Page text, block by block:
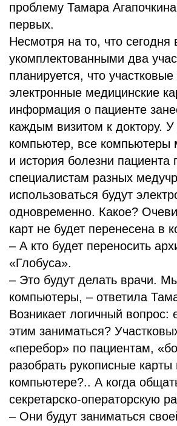
проблему Тамара
первых.
Несмотря на то, что
укомплектованными два
планируется, что
электронные медицинские
информация о пациенте
каждым визитом к доктору.
компьютер, все
и история болезни пациента
специалистам разных
использоваться будут
одновременно. Какое?
карт не будет перенесена в
– А кто будет переносить
«Глобуса».
– Это будут делать врачи.
компьютеры, – ответила
Возникает логичный
этим заниматься?
«перебор» по пациентам,
разобрать рукописные
компьютере?.. А когда
секретарско-операторскую
– Они будут заниматься